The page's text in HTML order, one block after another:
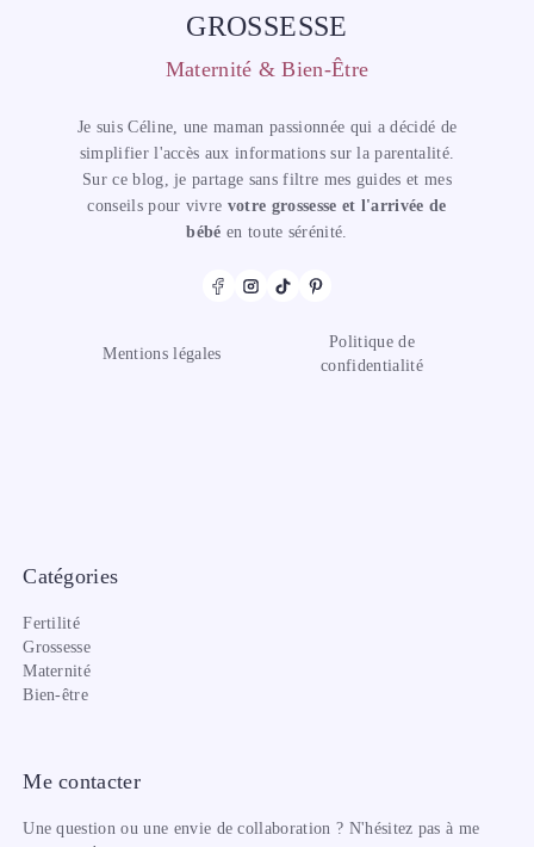
GROSSESSE
Maternité & Bien-Être
Je suis Céline, une maman passionnée qui a décidé de
simplifier l'accès aux informations sur la parentalité.
Sur ce blog, je partage sans filtre mes guides et mes
conseils pour vivre votre grossesse et l'arrivée de
bébé en toute sérénité.
Mentions légales
Politique de
confidentialité
Catégories
Fertilité
Grossesse
Maternité
Bien-être
Me contacter
Une question ou une envie de collaboration ? N'hésitez pas à me